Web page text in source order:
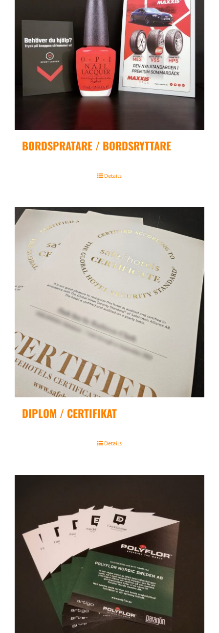
BORDSPRATARE / BORDSRYTTARE
Details
DIPLOM / CERTIFIKAT
Details